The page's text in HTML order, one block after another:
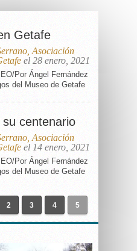
Getafe
Asociación
el 28 enero, 2021
Por Ángel Fernández
del Museo de Getafe
centenario
Asociación
el 14 enero, 2021
Por Ángel Fernández
del Museo de Getafe
2 3 4 5